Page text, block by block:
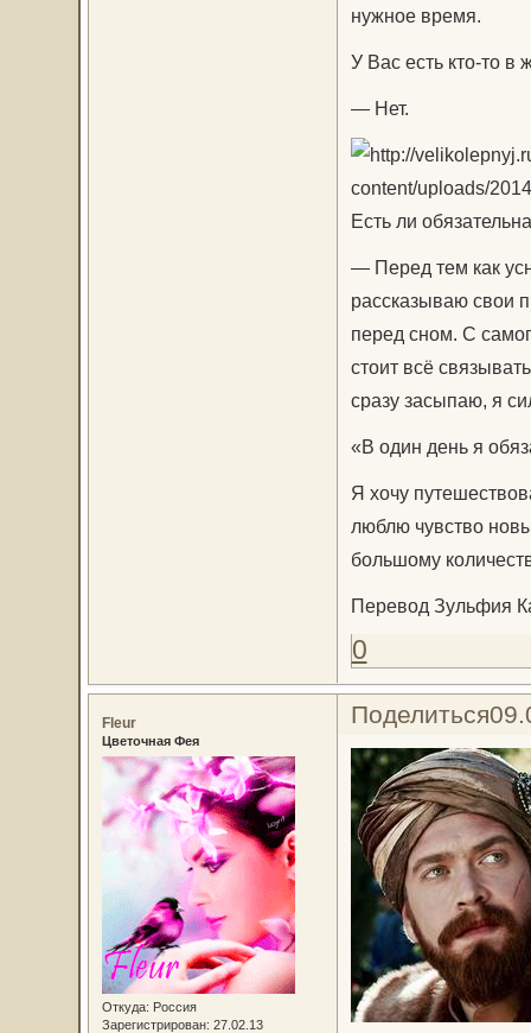
нужное время.
У Вас есть кто-то в
— Нет.
Есть ли
— Перед тем как
рассказываю свои
перед сном. С
стоит всё
сразу засыпаю, я
«В один день я
Я хочу
люблю чувство
большому
Перевод Зульфия
0
Поделиться
Fleur
Цветочная Фея
Откуда: Россия
Зарегистрирован: 27.02.13